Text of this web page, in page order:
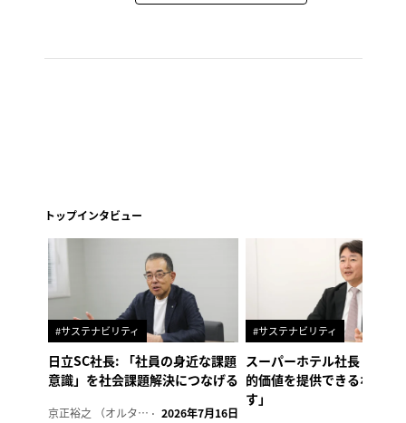
トップインタビュー
#サステナビリティ
日立SC社長: 「社員の身近な課題
意識」を社会課題解決につなげる
京正裕之 （オルタナ副編集長） 2026年7月16日
#サステナビリティ
スーパーホテル社長「地域
的価値を提供できるホテル
す」